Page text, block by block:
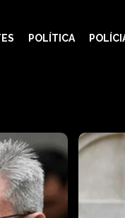
POLÍTICA